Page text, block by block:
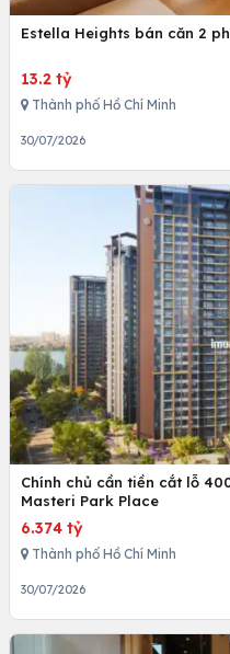
Estella Heights bán căn 2
13.2 tỷ
Thành phố Hồ Chí Minh
30/07/2026
Chính chủ cần tiền cắt lỗ
Masteri Park Place
6.374 tỷ
Thành phố Hồ Chí Minh
30/07/2026